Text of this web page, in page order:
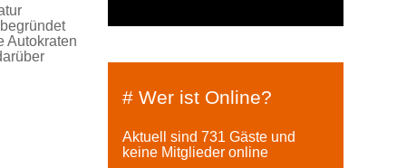
Autokraten
# Wer ist Online?
Aktuell sind 731 Gäste und
keine Mitglieder online